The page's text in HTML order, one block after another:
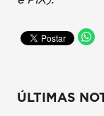
ÚLTIMAS